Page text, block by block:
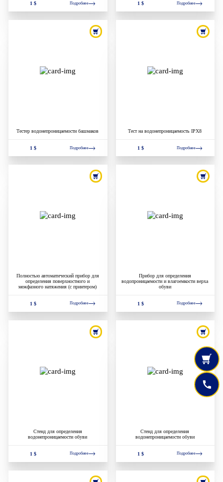
1 $ Подробнее 1 $ Подробнее
Тестер водонепроницаемости башмаков
1 $ Подробнее
Тест на водонепроницаемость IPX8
1 $ Подробнее
Полностью автоматический прибор для
определения поверхностного и
межфазного натяжения (с принтером)
1 $ Подробнее
Прибор для определения
водопроницаемости и влагоемкости верха
обуви
1 $ Подробнее
Стенд для определения
водонепроницаемости обуви
1 $ Подробнее
Стенд для определения
водонепроницаемости обуви
1 $ Подробнее